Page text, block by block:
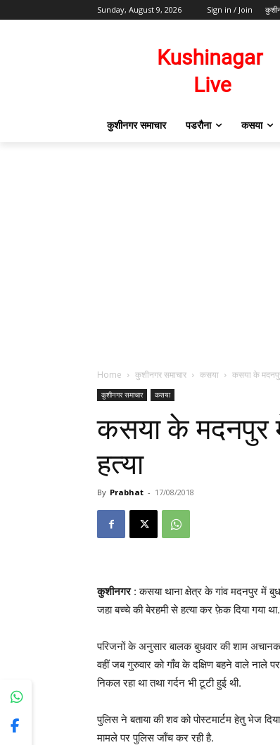
Sunday, August 9, 2026 Sign in / Join
कुशीनगर समाचार पडरौना कसया
Home कुशीनगर समाचार कसया कसया के
कुशीनगर समाचार कसया
कसया के मदनपुर
हत्या
By Prabhat - 17/08/2018
कुशीनगर: कसया थाना क्षेत्र के गांव मदनपुर में
जहा बच्चे की बेरहमी से हत्या कर फ़ेक दिया गया
परिजनों के अनुसार बालक बुधवार की शाम अचानक
वहीं जब गुरुवार को गाँव के दक्षिण बहने वाले
निकल रहा था तथा गर्दन भी टूटी हुई थी.
पुलिस ने बताया की शव को पोस्टमार्टम हेतु भेज
मामले पर पुलिस जाँच कर रही है.